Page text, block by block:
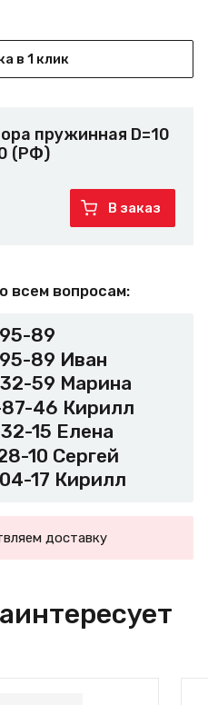
в 1 клик
пружинная D=10
(РФ)
В заказ
всем вопросам:
89
89 Иван
59 Марина
46 Кирилл
15 Елена
10 Сергей
17 Кирилл
доставку